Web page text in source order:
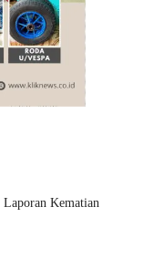
Kematian